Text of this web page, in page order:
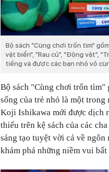
Bộ sách "Cùng chơi trốn tìm"
vật biển", "Rau củ", "Động vật",
tiếng và được các bạn nhỏ vô
Bộ sách "Cùng chơi trốn tìm"
sống của trẻ nhỏ là một
Koji Ishikawa mới được dịch
thiếu trên kệ sách của các
sáng tạo tuyệt vời cả về
khám phá những niềm vui